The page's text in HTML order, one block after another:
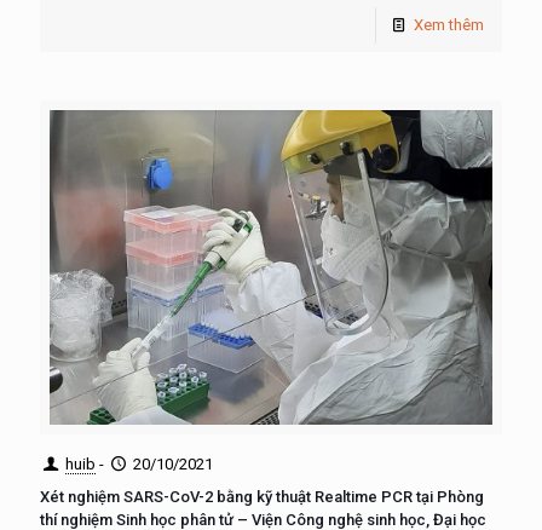
Xem thêm
huib -
20/10/2021
Xét nghiệm SARS-CoV-2 bằng kỹ thuật Realtime PCR tại Phòng
thí nghiệm Sinh học phân tử – Viện Công nghệ sinh học, Đại học